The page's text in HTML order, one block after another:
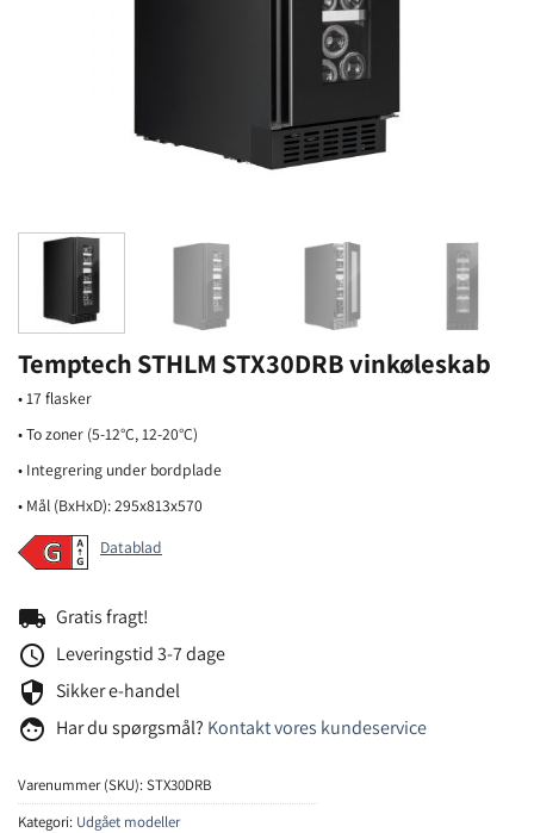
Temptech STHLM STX30DRB vinkøleskab
• 17 flasker
• To zoner (5-12°C, 12-20°C)
• Integrering under bordplade
• Mål (BxHxD): 295x813x570
Datablad
local_shipping Gratis fragt!
schedule Leveringstid 3-7 dage
security Sikker e-handel
face Har du spørgsmål? Kontakt vores kundeservice
Varenummer (SKU):STX30DRB
Kategori: Udgået modeller